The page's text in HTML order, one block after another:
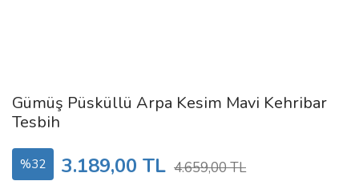
Gümüş Püsküllü Arpa Kesim Mavi Kehribar
Tesbih
%32 3.189,00 TL 4.659,00 TL